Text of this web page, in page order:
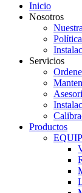
Inicio
Nosotros
Servicios
Productos